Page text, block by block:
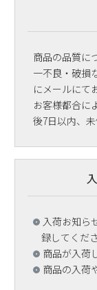
商品の品質に
一不良・破損
にメールにて
お客様都合に
後7日以内、未
入荷お知ら
録してくださ
商品が入荷
商品の入荷